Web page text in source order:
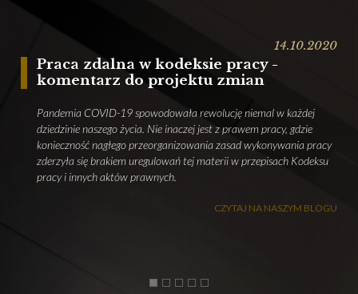
14.10.2020
Praca zdalna w kodeksie pracy -
komentarz do projektu zmian
Pandemia COVID-19 spowodowała rewolucję niemal w każdej
dziedzinie naszego życia. Nie inaczej jest z prawem pracy, gdzie
konieczność nagłego przeorganizowania zasad wykonywania pracy
zderzyła się brakiem uregulowań tej materii w przepisach Kodeksu
pracy i innych aktów prawnych.
CZYTAJ NA NASZYM BLOGU
1 2 3 4 5